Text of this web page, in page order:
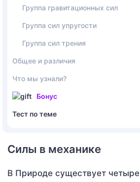
Группа гравитационных сил
Группа сил упругости
Группа сил трения
Общее и различия
Что мы узнали?
Бонус
Тест по теме
Силы в механике
В Природе существует четыре